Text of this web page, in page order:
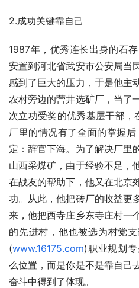
2.成功关键靠自己
1987年，优秀连长出身的石
安置到河北省武安市公安局当
感到了巨大的压力，于是他主
农村旁边的营井选矿厂，当了
次立功受奖的优秀基层干部
厂里的情况有了全面的掌握
定：辞官下海。为了解决厂里
山西采煤矿，由于经验不足，
在战友的帮助下，他又在北京
功。从此，他把砖厂的收益更
来，他把西寺庄乡东寺庄村一
的先进村，他也被选为村党
(www.16175.com)职业规划
么位置，而是你是不是靠自己
奋斗中得到了体现。